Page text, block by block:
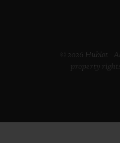
© 2026 Hublot -
property